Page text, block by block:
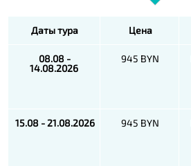
Даты тура Цена
08.08 -
14.08.2026
945 BYN
15.08 - 21.08.2026 945 BYN